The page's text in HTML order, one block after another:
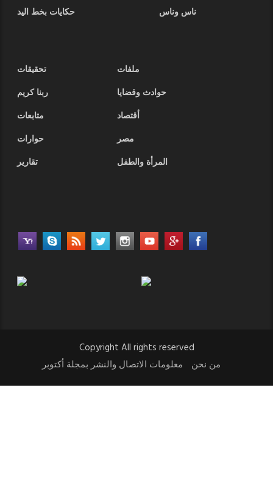
ناس وناس
حكايات بخط اليد
ملفات
تحقيقات
حوادث وقضايا
ربنا كريم
أقتصاد
متابعات
مصر
حوارات
المرأة والطفل
تقارير
Copyright All rights reserved
من نحن
معلومات الاتصال والنشر بمجلة أكتوبر